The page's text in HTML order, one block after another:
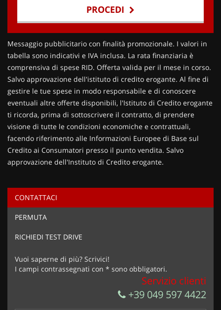
PROCEDI
Contattaci
Ho letto e accettol'informativa privacy*
Acconsento al trattamento dei miei dati per finalità di
Invia la tua richiesta
Messaggio pubblicitario con finalità promozionale. I valori in
tabella sono indicativi e IVA inclusa. La rata finanziaria è
comprensiva di spese RID. Offerta valida per il mese in corso.
Salvo approvazione dell'istituto di credito erogante. Al fine di
gestire le tue spese in modo responsabile e di conoscere
eventuali altre offerte disponibili, l'Istituto di Credito erogante
ti ricorda, prima di sottoscrivere il contratto, di prendere
visione di tutte le condizioni economiche e contrattuali,
facendo riferimento alle Informazioni Europee di Base sul
Credito ai Consumatori presso il punto vendita. Salvo
approvazione dell'Instituto di Credito erogante.
CONTATTACI
PERMUTA
RICHIEDI TEST DRIVE
Vuoi saperne di più? Scrivici!
I campi contrassegnati con * sono obbligatori.
Servizio clienti
+39 049 597 4422